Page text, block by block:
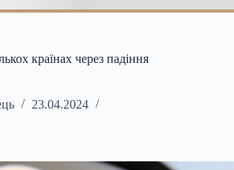
країнах через падіння
23.04.2024